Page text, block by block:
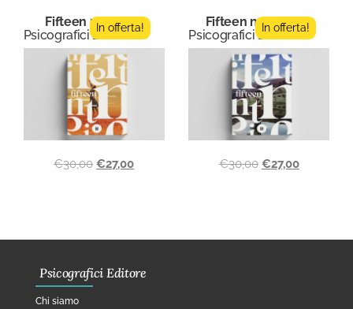
Fifteen n.11
Psicografici Editore
In offerta!
€30,00 €27,00
Fifteen n.8/9
Psicografici Editore
In offerta!
€30,00 €27,00
Psicografici Editore
Chi siamo